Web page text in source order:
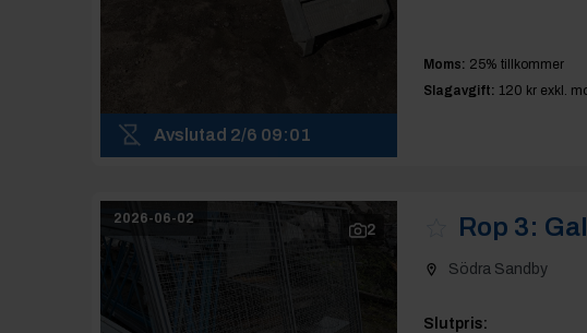
Avslutad 2/6 09:01
Moms: 25% tillkommer
Slagavgift: 120 krexkl.
2026-06-02
2 Rop 3:
Södra Sandby
Slutpris: